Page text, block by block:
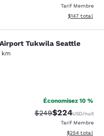
Tarif Membre
Afficher les
$147 total
Tukwila
Tukwila Seattle
km
2265 commentaires
Économisez 10 %
Tarif barré :
$249Tarif réduit :
$224USD/nuit
Tarif Membre
Afficher les
$254 total